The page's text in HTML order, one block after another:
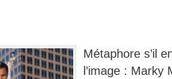
Métaphore s’il
l’image : Marky